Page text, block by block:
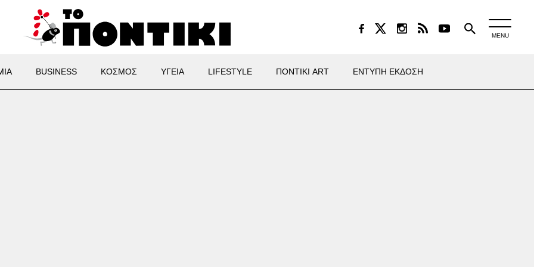
MENU
BUSINESS ΚΟΣΜΟΣ ΥΓΕΙΑ LIFESTYLE ΠΟΝΤΙΚΙ ART ΕΝΤΥΠΗ ΕΚΔΟΣΗ